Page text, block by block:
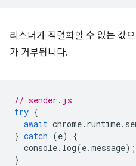
리스너가 직렬화할 수 없는 값
가 거부됩니다.
// sender.js
try {
await chrome. runtime.
} catch (e)
{
console. log(e.message);
}